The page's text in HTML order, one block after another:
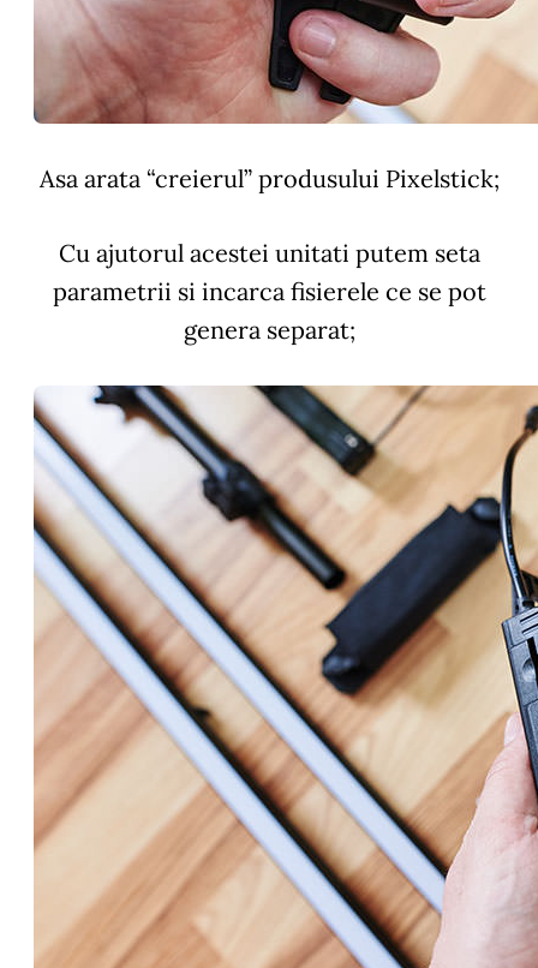
Asa arata “creierul” produsului Pixelstick;
Cu ajutorul acestei unitati putem seta
parametrii si incarca fisierele ce se pot
genera separat;